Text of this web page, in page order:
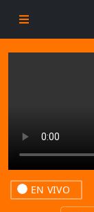
EN VIVO